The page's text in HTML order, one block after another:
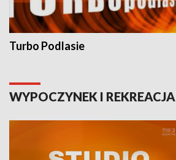
Turbo Podlasie
WYPOCZYNEK I REKREACJA